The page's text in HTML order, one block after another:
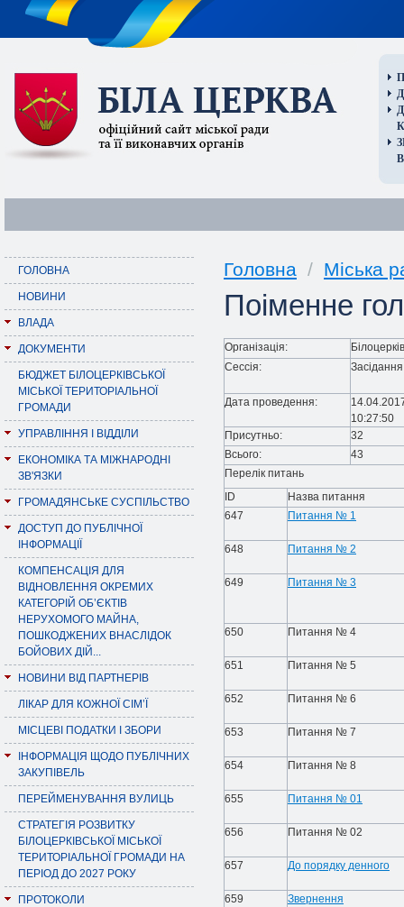
ГОЛОВНА
НОВИНИ
ВЛАДА
ДОКУМЕНТИ
БЮДЖЕТ БІЛОЦЕРКІВСЬКОЇ
МІСЬКОЇ ТЕРИТОРІАЛЬНОЇ
ГРОМАДИ
УПРАВЛІННЯ І ВІДДІЛИ
ЕКОНОМІКА ТА МІЖНАРОДНІ
ЗВ'ЯЗКИ
ГРОМАДЯНСЬКЕ СУСПІЛЬСТВО
ДОСТУП ДО ПУБЛІЧНОЇ
ІНФОРМАЦІЇ
КОМПЕНСАЦІЯ ДЛЯ
ВІДНОВЛЕННЯ ОКРЕМИХ
КАТЕГОРІЙ ОБ’ЄКТІВ
НЕРУХОМОГО МАЙНА,
ПОШКОДЖЕНИХ ВНАСЛІДОК
БОЙОВИХ ДІЙ...
НОВИНИ ВІД ПАРТНЕРІВ
ЛІКАР ДЛЯ КОЖНОЇ СІМ’Ї
МІСЦЕВІ ПОДАТКИ І ЗБОРИ
ІНФОРМАЦІЯ ЩОДО ПУБЛІЧНИХ
ЗАКУПІВЕЛЬ
ПЕРЕЙМЕНУВАННЯ ВУЛИЦЬ
СТРАТЕГІЯ РОЗВИТКУ
БІЛОЦЕРКІВСЬКОЇ МІСЬКОЇ
ТЕРИТОРІАЛЬНОЇ ГРОМАДИ НА
ПЕРІОД ДО 2027 РОКУ
ПРОТОКОЛИ
Головна / Міська
Поіменне
Організація:
Сессія:
Засідання
Дата проведення:
10:27:50
Присутньо:
32
Всього:
43
Перелік питань
ID
Назва питання
647
Питання № 1
648 Питання № 2
649 Питання № 3
650 Питання № 4
651 Питання № 5
652 Питання № 6
653 Питання № 7
654 Питання № 8
655 Питання № 01
656 Питання № 02
657 До порядку денного
659 Звернення